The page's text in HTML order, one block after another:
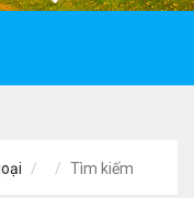
Tìm kiếm